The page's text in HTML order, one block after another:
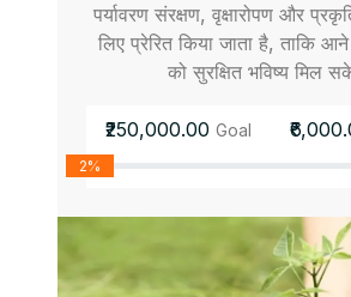
पर्यावरण संरक्षण, वृक्षारोपण और
लिए प्रेरित किया जाता है, ताकि आने
को सुरक्षित भविष्य मिल
₹250,000.00 Goal
2%